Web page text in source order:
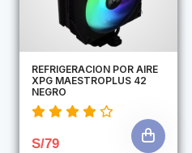
REFRIGERACION POR AIRE
XPG MAESTROPLUS 42
NEGRO
S/79